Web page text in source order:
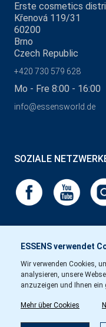
ESSENS verwendet
Wir verwenden Cookies,
analysieren, unsere
anzuzeigen und Ihnen ein
Mehr über Cookies
Erste cosmetics
Křenová 119/31
60200
Brno
Czech Republic
+420 730 579 628
Mo - Fre 8:00 - 16:00
info@essensworld.de
SOZIALE